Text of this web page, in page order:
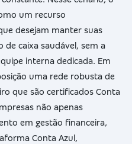
um recurso
desejam manter suas
de caixa saudável, sem a
interna dedicada. Em
uma rede robusta de
que são certificados Conta
não apenas
em gestão financeira,
Conta Azul,